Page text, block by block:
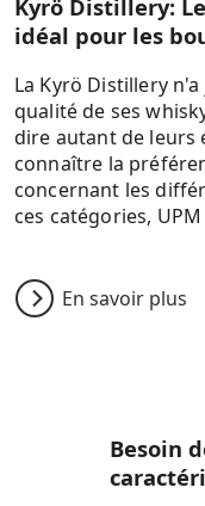
Kyrö Distillery:
idéal pour les
La Kyrö Distillery
qualité de ses
dire autant de leurs
connaître la
concernant les
ces catégories,
En savoir plus
Besoin